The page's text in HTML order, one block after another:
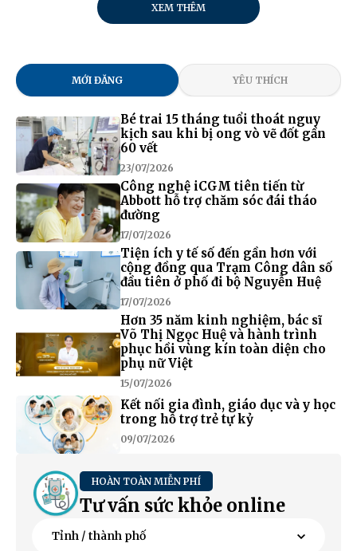
XEM THÊM
MỚI ĐĂNG YÊU THÍCH
Bé trai 15 tháng tuổi thoát nguy
kịch sau khi bị ong vò vẽ đốt gần
60 vết
23/07/2026
Công nghệ iCGM tiên tiến từ
Abbott hỗ trợ chăm sóc đái tháo
đường
17/07/2026
Tiện ích y tế số đến gần hơn với
cộng đồng qua Trạm Công dân số
đầu tiên ở phố đi bộ Nguyễn Huệ
17/07/2026
Hơn 35 năm kinh nghiệm, bác sĩ
Võ Thị Ngọc Huệ và hành trình
phục hồi vùng kín toàn diện cho
phụ nữ Việt
15/07/2026
Kết nối gia đình, giáo dục và y học
trong hỗ trợ trẻ tự kỷ
09/07/2026
HOÀN TOÀN MIỄN PHÍ
Tư vấn sức khỏe online